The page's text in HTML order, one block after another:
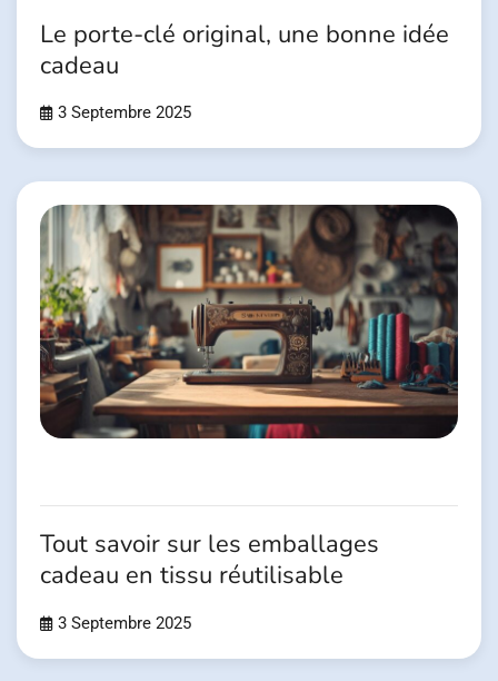
Le porte-clé original, une bonne idée
cadeau
3 Septembre 2025
Tout savoir sur les emballages
cadeau en tissu réutilisable
3 Septembre 2025